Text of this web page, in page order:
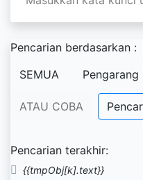
Pencarian berdasarkan :
SEMUA
Pengarang
ATAU COBA
Pencarian terakhir:
{{tmpObj[k].text}}